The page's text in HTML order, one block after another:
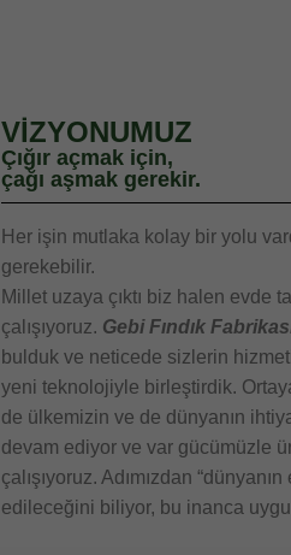
VİZYONUMUZ
Çığır açmak için,
çağı aşmak gerekir.
Her işin mutlaka kolay bir yolu
gerekebilir.
Millet uzaya çıktı biz halen evde
çalışıyoruz. Gebi Fındık
bulduk ve neticede sizlerin
yeni teknolojiyle birleştirdik.
de ülkemizin ve de dünyanın
devam ediyor ve var gücümüzle
çalışıyoruz. Adımızdan
edileceğini biliyor, bu inanca